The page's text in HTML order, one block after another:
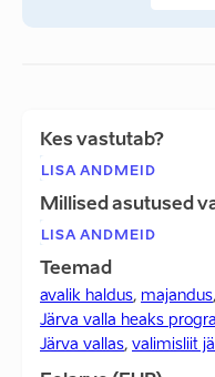
Kes vastutab?
LISA ANDMEID
Millised asutused
LISA ANDMEID
Teemad
avalik haldus, majandus,
Järva valla heaks
Järva vallas, valimisliit